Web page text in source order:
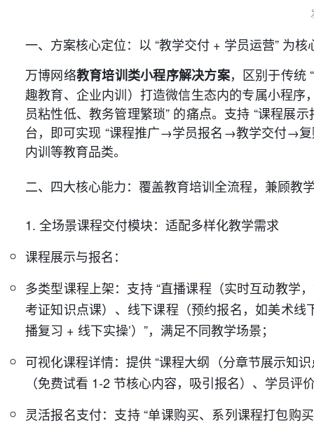
一、方案核心定位：以 “教学交付 + 学员运营” 为
万博网络教育培训类小程序解决方案，区别于传统
趣教育、企业内训）打造微信生态内的专属小程序
员粘性低、教务管理繁琐” 的痛点。支持 “课程展
台，即可实现 “课程推广→学员报名→教学交付→复
内训等教育品类。
二、四大核心能力：覆盖教育培训全流程，兼顾教
1. 全场景课程交付模块：适配多样化教学需求
课程展示与报名：
多类型课程上架：支持 “直播课程（实时互动教学
考证知识点课）、线下课程（预约报名，如美术
播复习 + 线下实操’）”，满足不同教学场景；
可视化课程详情：提供 “课程大纲（分章节展示知
（免费试看 1-2 节核心内容，吸引报名）、学员
灵活报名支付：支持 “单课购买、系列课程打包购